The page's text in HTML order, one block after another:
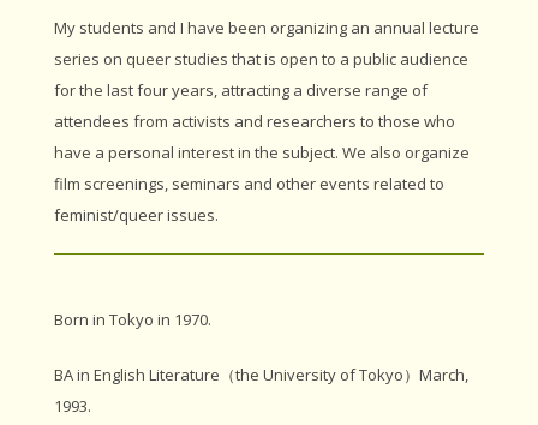
My students and I have been organizing an annual lecture
series on queer studies that is open to a public audience
for the last four years, attracting a diverse range of
attendees from activists and researchers to those who
have a personal interest in the subject. We also organize
film screenings, seminars and other events related to
feminist/queer issues.
Born in Tokyo in 1970.
BA in English Literature（the University of Tokyo）March,
1993.